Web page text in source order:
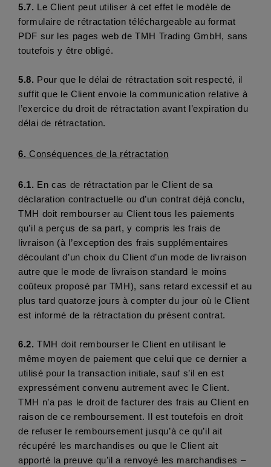
5.7. Le Client peut utiliser à cet effet le modèle de
formulaire de rétractation téléchargeable au format
PDF sur les pages web de TMH Trading GmbH, sans
toutefois y être obligé.
5.8. Pour que le délai de rétractation soit respecté, il
suffit que le Client envoie la communication relative à
l’exercice du droit de rétractation avant l’expiration du
délai de rétractation.
6. Conséquences de la rétractation
6.1. En cas de rétractation par le Client de sa
déclaration contractuelle ou d’un contrat déjà conclu,
TMH doit rembourser au Client tous les paiements
qu’il a perçus de sa part, y compris les frais de
livraison (à l’exception des frais supplémentaires
découlant d’un choix du Client d’un mode de livraison
autre que le mode de livraison standard le moins
coûteux proposé par TMH), sans retard excessif et au
plus tard quatorze jours à compter du jour où le Client
est informé de la rétractation du présent contrat.
6.2. TMH doit rembourser le Client en utilisant le
même moyen de paiement que celui que ce dernier a
utilisé pour la transaction initiale, sauf s’il en est
expressément convenu autrement avec le Client.
TMH n’a pas le droit de facturer des frais au Client en
raison de ce remboursement. Il est toutefois en droit
de refuser le remboursement jusqu’à ce qu’il ait
récupéré les marchandises ou que le Client ait
apporté la preuve qu’il a renvoyé les marchandises –